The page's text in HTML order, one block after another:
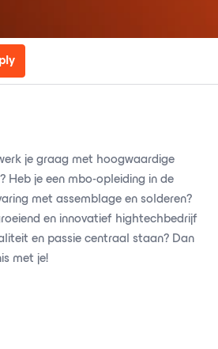
je graag met hoogwaardige
Heb je een mbo-opleiding in de
met assemblage en solderen?
en innovatief hightechbedrijf
en passie centraal staan? Dan
met je!